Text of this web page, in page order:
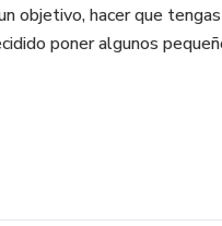
objetivo, hacer que
poner algunos